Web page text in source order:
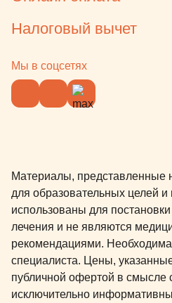
Налоговый вычет
Мы в соцсетях
Материалы, представленные
для образовательных целей и
использованы для
лечения и не являются
рекомендациями. Необходима
специалиста. Цены,
публичной офертой в смысле
исключительно